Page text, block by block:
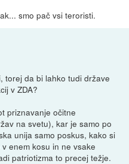
smo pač vsi teroristi.
torej da bi lahko tudi države
v ZDA?
priznavanje očitne
na svetu), kar je samo po
unija samo poskus, kako si
enem kosu in ne vsake
patriotizma to precej težje.